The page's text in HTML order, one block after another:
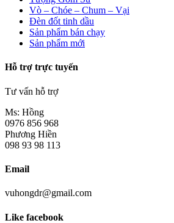
Vò – Chóe – Chum – Vại
Đèn đốt tinh dầu
Sản phẩm bán chạy
Sản phẩm mới
Hỗ trợ trực tuyến
Tư vấn hỗ trợ
Ms: Hồng
0976 856 968
Phương Hiền
098 93 98 113
Email
vuhongdr@gmail.com
Like facebook